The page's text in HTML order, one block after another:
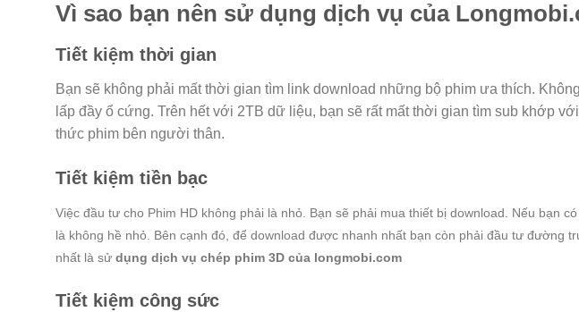
Vì sao bạn nên sử dụng dịch vụ của
Tiết kiệm thời gian
Bạn sẽ không phải mất thời gian tìm link download những bộ phim ưa thích.
lấp đầy ổ cứng. Trên hết với 2TB dữ liệu, bạn sẽ rất mất thời gian tìm sub khớp
thức phim bên người thân.
Tiết kiệm tiền bạc
Việc đầu tư cho Phim HD không phải là nhỏ. Bạn sẽ phải mua thiết bị download. Nếu bạn
là không hề nhỏ. Bên cạnh đó, để download được nhanh nhất bạn còn phải đầu tư đường
nhất là sử dụng dịch vụ chép phim 3D của longmobi.com
Tiết kiệm công sức